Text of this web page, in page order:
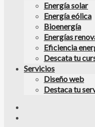
Energía solar
Energía eólica
Bioenergía
Energías
Eficiencia
Descata tu
Servicios
Diseño web
Destaca tu